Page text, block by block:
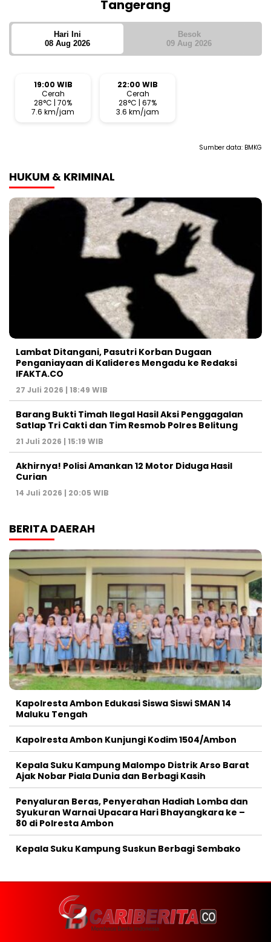
Tangerang
Hari Ini
08 Aug 2026
Besok
09 Aug 2026
19:00 WIB
Cerah
28°C | 70%
7.6 km/jam
22:00 WIB
Cerah
28°C | 67%
3.6 km/jam
Sumber data: BMKG
HUKUM & KRIMINAL
Lambat Ditangani, Pasutri Korban Dugaan
Penganiayaan di Kalideres Mengadu ke Redaksi
IFAKTA.CO
27 Juli 2026 | 18:49 WIB
Barang Bukti Timah Ilegal Hasil Aksi Penggagalan
Satlap Tri Cakti dan Tim Resmob Polres Belitung
21 Juli 2026 | 15:19 WIB
Akhirnya! Polisi Amankan 12 Motor Diduga Hasil
Curian
14 Juli 2026 | 20:05 WIB
BERITA DAERAH
Kapolresta Ambon Edukasi Siswa Siswi SMAN 14
Maluku Tengah
Kapolresta Ambon Kunjungi Kodim 1504/Ambon
Kepala Suku Kampung Malompo Distrik Arso Barat
Ajak Nobar Piala Dunia dan Berbagi Kasih
Penyaluran Beras, Penyerahan Hadiah Lomba dan
Syukuran Warnai Upacara Hari Bhayangkara ke –
80 di Polresta Ambon
Kepala Suku Kampung Suskun Berbagi Sembako